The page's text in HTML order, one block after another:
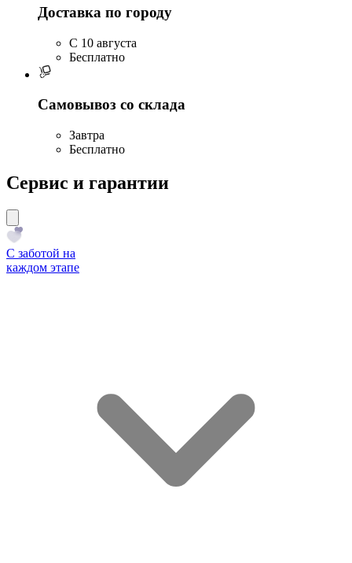
Доставка по городу
C 10 августа
Бесплатно
Самовывоз со склада
Завтра
Бесплатно
Сервис и гарантии
С заботой на
каждом этапе